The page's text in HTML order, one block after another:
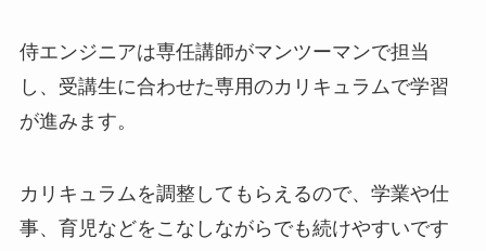
侍エンジニアは専任講師がマンツーマンで担当
し、受講生に合わせた専用のカリキュラムで学習
が進みます。
カリキュラムを調整してもらえるので、学業や仕
事、育児などをこなしながらでも続けやすいです